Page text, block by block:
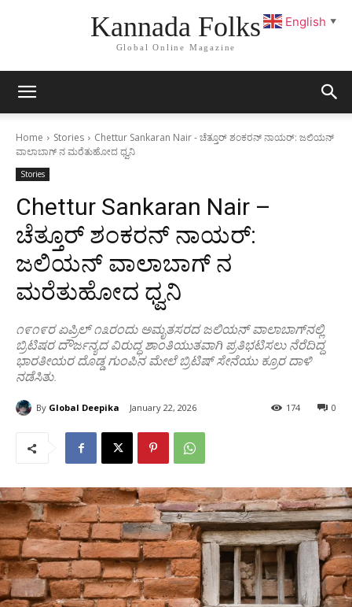
Kannada Folks
Global Online Magazine
Home Stories
Chettur Sankaran Nair - ಚೆತ್ತೂರ್ ಶಂಕರನ್ ನಾಯರ್: ಜಲಿಯನ್
ವಾಲಾಬಾಗ್ ನ ಮರೆತುಹೋದ ಧ್ವನಿ
Stories
Chettur Sankaran Nair –
ಚೆತ್ತೂರ್ ಶಂಕರನ್ ನಾಯರ್:
ಜಲಿಯನ್ ವಾಲಾಬಾಗ್ ನ
ಮರೆತುಹೋದ ಧ್ವನಿ
೧೯೧೯ರ ಏಪ್ರಿಲ್ ೧೩ರಂದು ಅಮೃತಸರದ ಜಲಿಯನ್ ವಾಲಾಬಾಗ್‌ನಲ್ಲಿ
ಬ್ರಿಟಿಷರ ದೌರ್ಜನ್ಯದ ವಿರುದ್ಧ ಶಾಂತಿಯುತವಾಗಿ ಪ್ರತಿಭಟಿಸಲು ನೆರೆದಿದ್ದ
ಭಾರತೀಯರ ದೊಡ್ಡ ಗುಂಪಿನ ಮೇಲೆ ಬ್ರಿಟಿಷ್ ಸೇನೆಯು ಕ್ರೂರ ದಾಳಿ
ನಡೆಸಿತು.
By Global Deepika January 22, 2026 0
174
English ▼